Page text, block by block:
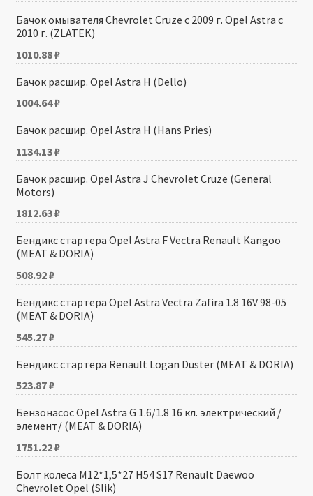
Бачок омывателя Chevrolet Cruze с 2009 г. Opel Astra с
2010 г. (ZLATEK)
1010.88₽
Бачок расшир. Opel Astra H (Dello)
1004.64₽
Бачок расшир. Opel Astra H (Hans Pries)
1134.13₽
Бачок расшир. Opel Astra J Chevrolet Cruze (General
Motors)
1812.63₽
Бендикс стартера Opel Astra F Vectra Renault Kangoo
(MEAT & DORIA)
508.92₽
Бендикс стартера Opel Astra Vectra Zafira 1.8 16V 98-05
(MEAT & DORIA)
545.27₽
Бендикс стартера Renault Logan Duster (MEAT & DORIA)
523.87₽
Бензонасос Opel Astra G 1.6/1.8 16 кл. электрический /
элемент/ (MEAT & DORIA)
1751.22₽
Болт колеса M12*1,5*27 H54 S17 Renault Daewoo
Chevrolet Opel (Slik)